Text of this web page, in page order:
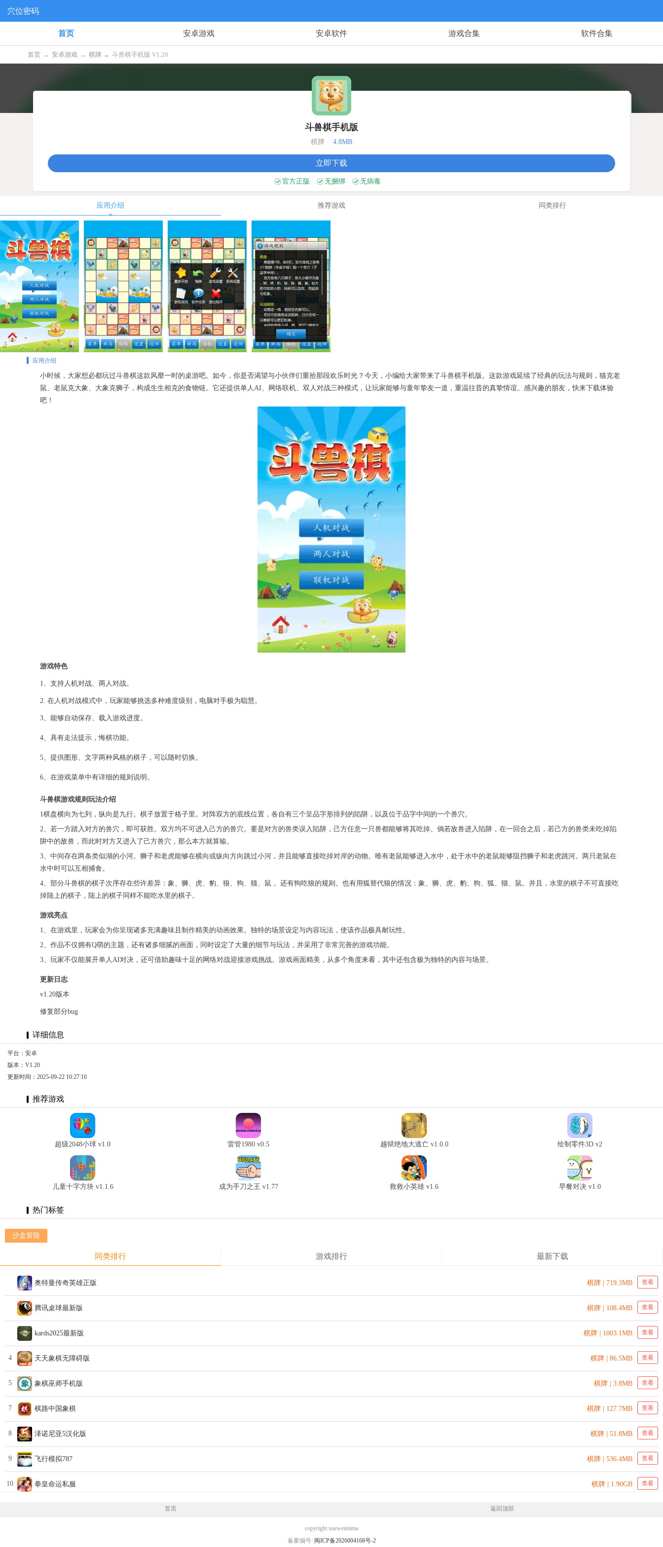
穴位密码
首页 安卓游戏 安卓软件 游戏合集 软件合集
首页 → 安卓游戏 → 棋牌 → 斗兽棋手机版 V1.20
斗兽棋手机版
棋牌 4.8MB
立即下载
官方正版 无捆绑 无病毒
应用介绍 推荐游戏 同类排行
应用介绍
小时候，大家想必都玩过斗兽棋这款风靡一时的桌游吧。如今，你是否渴望与小伙伴们重拾那段欢乐时光？今天，小编给大家带来了斗兽棋手机版。这款游戏延续了经典的玩法与规则，猫克老
鼠、老鼠克大象、大象克狮子，构成生生相克的食物链。它还提供单人AI、网络联机、双人对战三种模式，让玩家能够与童年挚友一道，重温往昔的真挚情谊。感兴趣的朋友，快来下载体验
吧！
游戏特色
1、支持人机对战、两人对战。
2. 在人机对战模式中，玩家能够挑选多种难度级别，电脑对手极为聪慧。
3、能够自动保存、载入游戏进度。
4、具有走法提示，悔棋功能。
5、提供图形、文字两种风格的棋子，可以随时切换。
6、在游戏菜单中有详细的规则说明。
斗兽棋游戏规则玩法介绍
1棋盘横向为七列，纵向是九行。棋子放置于格子里。对阵双方的底线位置，各自有三个呈品字形排列的陷阱，以及位于品字中间的一个兽穴。
2、若一方踏入对方的兽穴，即可获胜。双方均不可进入己方的兽穴。要是对方的兽类误入陷阱，己方任意一只兽都能够将其吃掉。倘若敌兽进入陷阱，在一回合之后，若己方的兽类未吃掉陷
阱中的敌兽，而此时对方又进入了己方兽穴，那么本方就算输。
3、中间存在两条类似湖的小河。狮子和老虎能够在横向或纵向方向跳过小河，并且能够直接吃掉对岸的动物。唯有老鼠能够进入水中，处于水中的老鼠能够阻挡狮子和老虎跳河。两只老鼠在
水中时可以互相捕食。
4、部分斗兽棋的棋子次序存在些许差异：象、狮、虎、豹、狼、狗、猫、鼠 。还有狗吃狼的规则。也有用狐替代狼的情况：象、狮、虎、豹、狗、狐、猫、鼠。并且，水里的棋子不可直接吃
掉陆上的棋子，陆上的棋子同样不能吃水里的棋子。
游戏亮点
1、在游戏里，玩家会为你呈现诸多充满趣味且制作精美的动画效果。独特的场景设定与内容玩法，使该作品极具耐玩性。
2、作品不仅拥有Q萌的主题，还有诸多细腻的画面，同时设定了大量的细节与玩法，并采用了非常完善的游戏功能。
3、玩家不仅能展开单人AI对决，还可借助趣味十足的网络对战迎接游戏挑战。游戏画面精美，从多个角度来看，其中还包含极为独特的内容与场景。
更新日志
v1.20版本
修复部分bug
详细信息
平台：安卓
版本：V1.20
更新时间：2025-09-22 10:27:10
推荐游戏
超级2048小球 v1.0 雷管1980 v0.5 越狱绝地大逃亡 v1.0.0 绘制零件3D v2
儿童十字方块 v1.1.6 成为手刀之王 v1.77 救救小英雄 v1.6 早餐对决 v1.0
热门标签
沙盒冒险
同类排行 游戏排行 最新下载
奥特曼传奇英雄正版 棋牌 | 719.3MB 查看
腾讯桌球最新版 棋牌 | 108.4MB 查看
kards2025最新版 棋牌 | 1003.1MB 查看
4 天天象棋无障碍版 棋牌 | 86.5MB 查看
5 象棋巫师手机版 棋牌 | 3.8MB 查看
7 棋路中国象棋 棋牌 | 127.7MB 查看
8 泽诺尼亚5汉化版 棋牌 | 51.8MB 查看
9 飞行模拟787 棋牌 | 536.4MB 查看
10 拳皇命运私服 棋牌 | 1.90GB 查看
首页 返回顶部
copyright xueweimima
备案编号: 闽ICP备2026004168号-2